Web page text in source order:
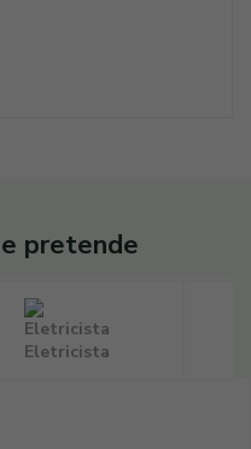
pretende
Eletricista